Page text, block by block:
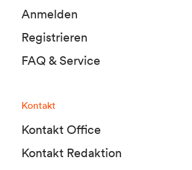
Anmelden
Registrieren
FAQ & Service
Kontakt
Kontakt Office
Kontakt Redaktion